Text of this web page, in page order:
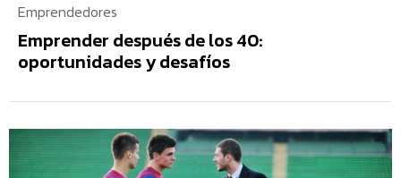
Emprendedores
Emprender después de los 40:
oportunidades y desafíos